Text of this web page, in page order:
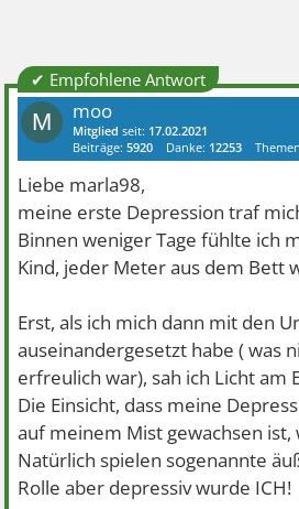
✔ Empfohlene Antwort
M moo
Mitglied seit: 17.02.2021
Beiträge:5920 Danke: 12253
Liebe marla98,
meine erste Depression traf
Binnen weniger Tage fühlte ich
Kind, jeder Meter aus dem Bett
Erst, als ich mich dann mit den
auseinandergesetzt habe ( was
erfreulich war), sah ich Licht am
Die Einsicht, dass meine
auf meinem Mist gewachsen ist,
Natürlich spielen sogenannte
Rolle aber depressiv wurde ICH!